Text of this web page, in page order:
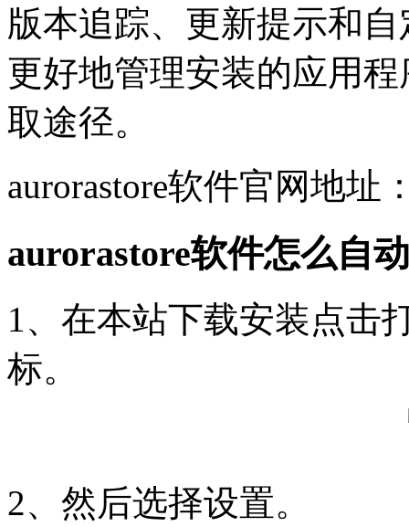
版本追踪、更新提示和
更好地管理安装的应用
取途径。
aurorastore软件官网地址
aurorastore软件怎么自
1、在本站下载安装点击
标。
2、然后选择设置。